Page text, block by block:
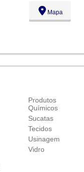
Mapa
Produtos
Químicos
Sucatas
Tecidos
Usinagem
Vidro